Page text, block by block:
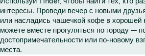
ц
а
T
i
n
интересы. Проведи вечер с новыми
или насладись чашечкой кофе в хорошей
можете вместе прогуляться по городу —
достопримечательности или по-новому
места.